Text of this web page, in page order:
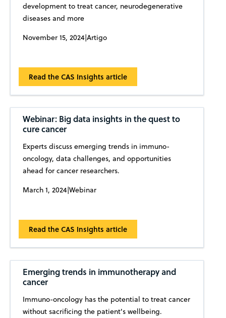
development to treat cancer, neurodegenerative
diseases and more
November 15, 2024|Artigo
Read the CAS Insights article
Webinar: Big data insights in the quest to
cure cancer
Experts discuss emerging trends in immuno-
oncology, data challenges, and opportunities
ahead for cancer researchers.
March 1, 2024|Webinar
Read the CAS Insights article
Emerging trends in immunotherapy and
cancer
Immuno-oncology has the potential to treat cancer
without sacrificing the patient's wellbeing.